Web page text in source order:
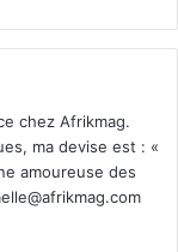
chez Afrikmag.
ma devise est : «
amoureuse des